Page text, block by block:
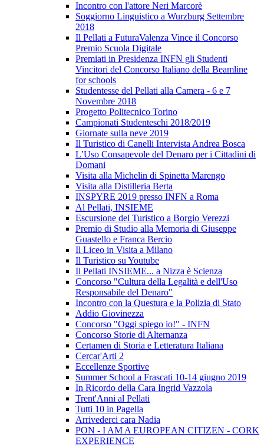
Incontro con l'attore Neri Marcorè
Soggiorno Linguistico a Wurzburg Settembre
2018
Il Pellati a FuturaValenza Vince il Concorso
Premio Scuola Digitale
Premiati in Presidenza INFN gli Studenti
Vincitori del Concorso Italiano della Beamline
for schools
Studentesse del Pellati alla Camera - 6 e 7
Novembre 2018
Progetto Politecnico Torino
Campionati Studenteschi 2018/2019
Giornate sulla neve 2019
Il Turistico di Canelli Intervista Andrea Bosca
L’Uso Consapevole del Denaro per i Cittadini di
Domani
Visita alla Michelin di Spinetta Marengo
Visita alla Distilleria Berta
INSPYRE 2019 presso INFN a Roma
Al Pellati, INSIEME
Escursione del Turistico a Borgio Verezzi
Premio di Studio alla Memoria di Giuseppe
Guastello e Franca Bercio
Il Liceo in Visita a Milano
Il Turistico su Youtube
Il Pellati INSIEME... a Nizza è Scienza
Concorso "Cultura della Legalità e dell'Uso
Responsabile del Denaro"
Incontro con la Questura e la Polizia di Stato
Addio Giovinezza
Concorso "Oggi spiego io!" - INFN
Concorso Storie di Alternanza
Certamen di Storia e Letteratura Italiana
Cercar'Arti 2
Eccellenze Sportive
Summer School a Frascati 10-14 giugno 2019
In Ricordo della Cara Ingrid Vazzola
Trent'Anni al Pellati
Tutti 10 in Pagella
Arrivederci cara Nadia
PON - I AM A EUROPEAN CITIZEN - CORK
EXPERIENCE